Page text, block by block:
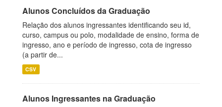
Alunos Concluídos da Graduação
Relação dos alunos ingressantes identificando seu id,
curso, campus ou polo, modalidade de ensino, forma de
ingresso, ano e período de ingresso, cota de ingresso
(a partir de...
CSV
Alunos Ingressantes na Graduação